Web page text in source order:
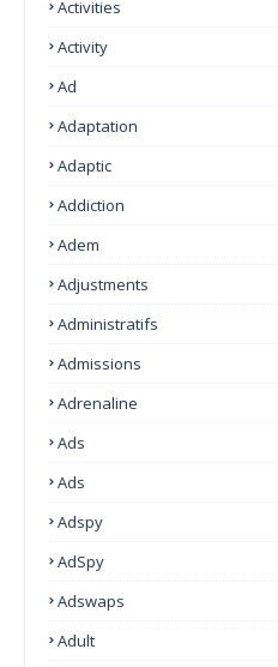
Activities
Activity
Ad
Adaptation
Adaptic
Addiction
Adem
Adjustments
Administratifs
Admissions
Adrenaline
Ads
Ads
Adspy
AdSpy
Adswaps
Adult